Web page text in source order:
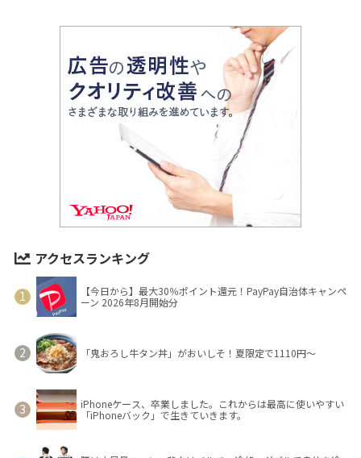
アクセスランキング
【今日から】最大30％ポイント還元！PayPay自治体キャンペ
ーン 2026年8月開始分
「鬼おろし牛タン丼」がおいしそ！夏限定で1110円～
iPhoneケース、卒業しました。これからは最高に使いやすい
「iPhoneバック」で生きていきます。